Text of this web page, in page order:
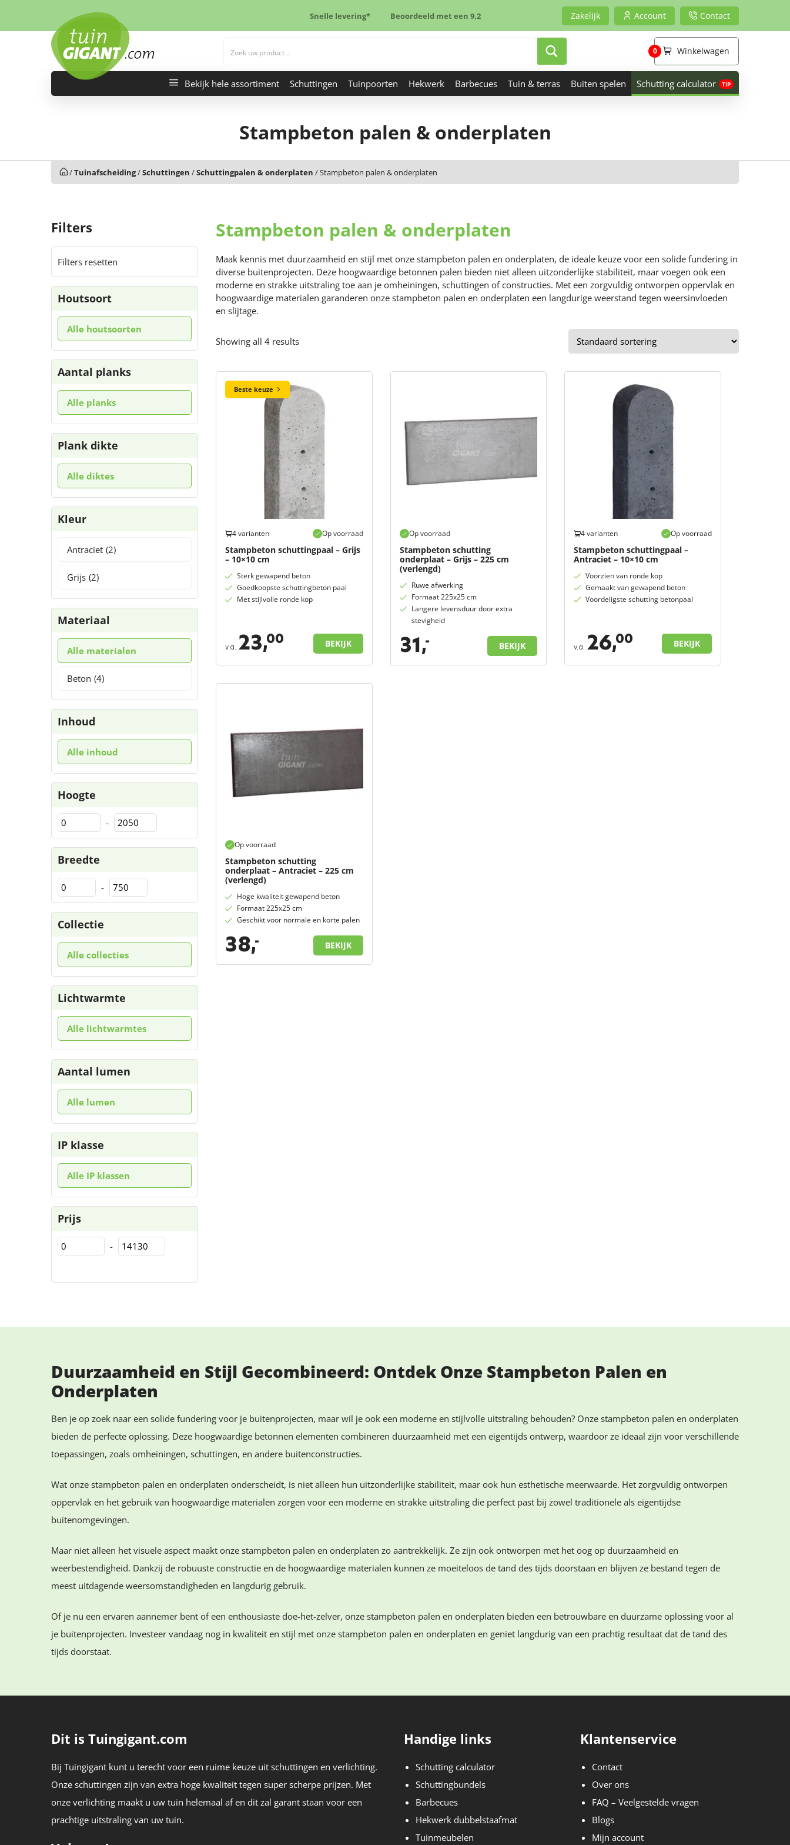
Snelle levering* Beoordeeld met een 9,2 Zakelijk Account Contact
Winkelwagen
0
Bekijk hele assortiment Schuttingen Tuinpoorten Hekwerk Barbecues Tuin & terras Buiten spelen Schutting calculator
Stampbeton palen & onderplaten
/Tuinafscheiding/Schuttingen /Schuttingpalen & onderplaten /Stampbeton palen & onderplaten
Filters
Filters resetten
Houtsoort
Alle houtsoorten
Aantal planks
Alle planks
Plank dikte
Alle diktes
Kleur
Antraciet (2)
Grijs (2)
Materiaal
Alle materialen
Beton (4)
Inhoud
Alle inhoud
Hoogte
-
Breedte
-
Collectie
Alle collecties
Lichtwarmte
Alle lichtwarmtes
Aantal lumen
Alle lumen
IP klasse
Alle IP klassen
Prijs
-
Stampbeton palen & onderplaten
Maak kennis met duurzaamheid en stijl met onze stampbeton palen en onderplaten, de ideale keuze voor een solide fundering in
diverse buitenprojecten. Deze hoogwaardige betonnen palen bieden niet alleen uitzonderlijke stabiliteit, maar voegen ook een
moderne en strakke uitstraling toe aan je omheiningen, schuttingen of constructies. Met een zorgvuldig ontworpen oppervlak en
hoogwaardige materialen garanderen onze stampbeton palen en onderplaten een langdurige weerstand tegen weersinvloeden
en slijtage.
Showing all 4 results
Beste keuze
4 varianten Op voorraad
Stampbeton schuttingpaal – Grijs
– 10×10 cm
Sterk gewapend beton
Goedkoopste schuttingbeton paal
Met stijlvolle ronde kop
v.a. 23,00 BEKIJK
Op voorraad
Stampbeton schutting
onderplaat – Grijs – 225 cm
(verlengd)
Ruwe afwerking
Formaat 225x25 cm
Langere levensduur door extra
stevigheid
31,- BEKIJK
4 varianten Op voorraad
Stampbeton schuttingpaal –
Antraciet – 10×10 cm
Voorzien van ronde kop
Gemaakt van gewapend beton
Voordeligste schutting betonpaal
v.a. 26,00 BEKIJK
Op voorraad
Stampbeton schutting
onderplaat – Antraciet – 225 cm
(verlengd)
Hoge kwaliteit gewapend beton
Formaat 225x25 cm
Geschikt voor normale en korte palen
38,- BEKIJK
Duurzaamheid en Stijl Gecombineerd: Ontdek Onze Stampbeton Palen en
Onderplaten
Ben je op zoek naar een solide fundering voor je buitenprojecten, maar wil je ook een moderne en stijlvolle uitstraling behouden? Onze stampbeton palen en onderplaten
bieden de perfecte oplossing. Deze hoogwaardige betonnen elementen combineren duurzaamheid met een eigentijds ontwerp, waardoor ze ideaal zijn voor verschillende
toepassingen, zoals omheiningen, schuttingen, en andere buitenconstructies.
Wat onze stampbeton palen en onderplaten onderscheidt, is niet alleen hun uitzonderlijke stabiliteit, maar ook hun esthetische meerwaarde. Het zorgvuldig ontworpen
oppervlak en het gebruik van hoogwaardige materialen zorgen voor een moderne en strakke uitstraling die perfect past bij zowel traditionele als eigentijdse
buitenomgevingen.
Maar niet alleen het visuele aspect maakt onze stampbeton palen en onderplaten zo aantrekkelijk. Ze zijn ook ontworpen met het oog op duurzaamheid en
weerbestendigheid. Dankzij de robuuste constructie en de hoogwaardige materialen kunnen ze moeiteloos de tand des tijds doorstaan en blijven ze bestand tegen de
meest uitdagende weersomstandigheden en langdurig gebruik.
Of je nu een ervaren aannemer bent of een enthousiaste doe-het-zelver, onze stampbeton palen en onderplaten bieden een betrouwbare en duurzame oplossing voor al
je buitenprojecten. Investeer vandaag nog in kwaliteit en stijl met onze stampbeton palen en onderplaten en geniet langdurig van een prachtig resultaat dat de tand des
tijds doorstaat.
Dit is Tuingigant.com
Bij Tuingigant kunt u terecht voor een ruime keuze uit schuttingen en verlichting.
Onze schuttingen zijn van extra hoge kwaliteit tegen super scherpe prijzen. Met
onze verlichting maakt u uw tuin helemaal af en dit zal garant staan voor een
prachtige uitstraling van uw tuin.
Handige links
Schutting calculator
Schuttingbundels
Barbecues
Hekwerk dubbelstaafmat
Tuinmeubelen
Klantenservice
Contact
Over ons
FAQ – Veelgestelde vragen
Blogs
Mijn account